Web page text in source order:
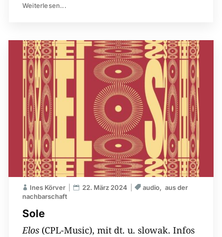
Weiterlesen...
Sole
Ines Körver 22. März 2024 audio
aus der
nachbarschaft
Elos(CPL-Music), mit dt. u. slowak. Infos